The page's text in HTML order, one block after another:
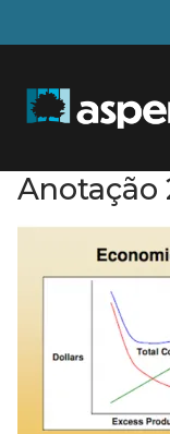
para
conteúdo
Anotação